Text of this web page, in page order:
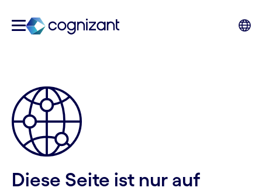
Diese Seite ist nur auf